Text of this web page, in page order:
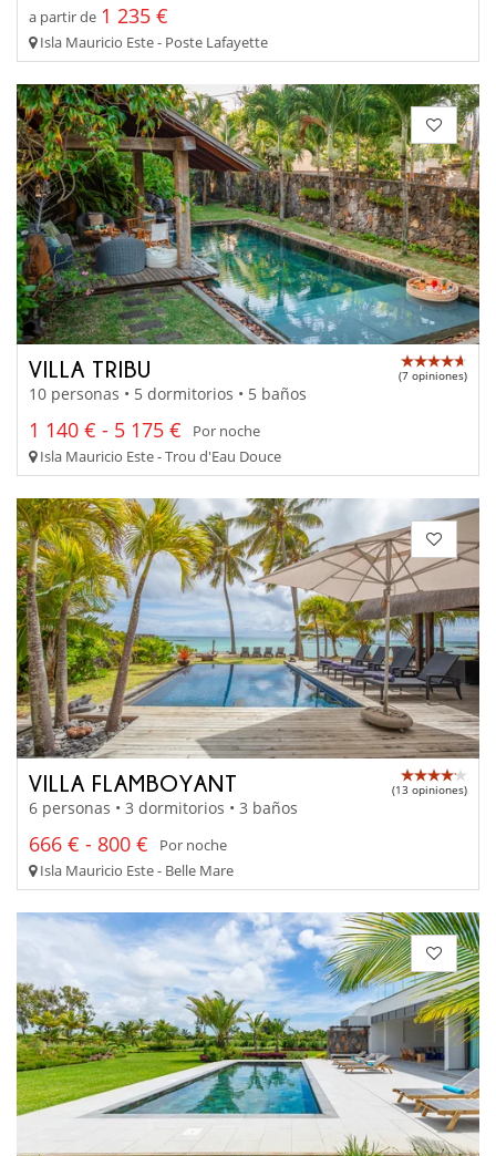
a partir de 1 235 €
Isla Mauricio Este - Poste Lafayette
VILLA TRIBU (7 opiniones)
10 personas • 5 dormitorios • 5 baños
1 140 € - 5 175 €
Por noche
Isla Mauricio Este - Trou d'Eau Douce
VILLA FLAMBOYANT (13 opiniones)
6 personas • 3 dormitorios • 3 baños
666 € - 800 €
Por noche
Isla Mauricio Este - Belle Mare